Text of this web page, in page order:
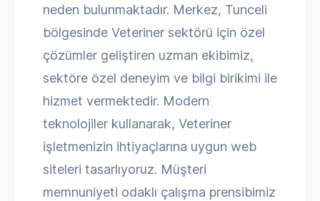
neden bulunmaktadır. Merkez, Tunceli
bölgesinde Veteriner sektörü için özel
çözümler geliştiren uzman ekibimiz,
sektöre özel deneyim ve bilgi birikimi ile
hizmet vermektedir. Modern
teknolojiler kullanarak, Veteriner
işletmenizin ihtiyaçlarına uygun web
siteleri tasarlıyoruz. Müşteri
memnuniyeti odaklı çalışma prensibimiz